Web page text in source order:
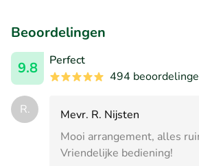
Beoordelingen
9.8
Perfect
494
R.
Mevr. R. Nijsten
Mooi arrangement, alles
Vriendelijke bediening!